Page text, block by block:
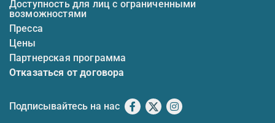
Доступность для лиц с ограниченными
возможностями
Пресса
Цены
Партнерская программа
Отказаться от договора
Подписывайтесь на нас Facebook
X Instagram